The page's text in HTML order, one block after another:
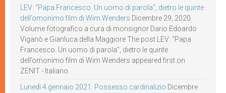
LEV: “Papa Francesco. Un uomo di parola”, dietro le quinte
dell’omonimo film di Wim Wenders Dicembre 29, 2020
Volume fotografico a cura di monsignor Dario Edoardo
Viganò e Gianluca della Maggiore The post LEV: “Papa
Francesco. Un uomo di parola”, dietro le quinte
dell’omonimo film di Wim Wenders appeared first on
ZENIT - Italiano.
Lunedì 4 gennaio 2021: Possesso cardinalizio Dicembre